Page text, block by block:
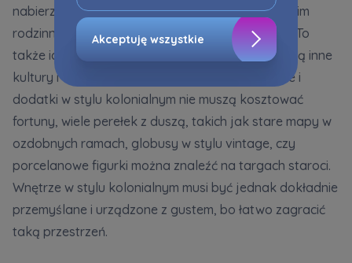
przedmiotowej zgody klikając ”Nie akceptuję
warunków”.
Zaznaczamy, iż zgoda jest dobrowolna i
ustawieniach zaawansowanych Twojej
przeglądarki.
Strona wykorzystuje pliki cookies w celach
analitycznych i statystycznych służących
poprawie stosowanych funkcjonalności i usług
świadczonych za pośrednictwem strony oraz
wyjaśnienia okoliczności niedozwolonego
korzystania z Serwisu, a także w celach
Akceptuję wszystkie
nabierze szczególnej wartości, jeśli umieścisz w nim
rodzinne pamiątki i zdjęcia z dalekich wyjazdów. To
także idealne rozwiązanie dla osób, które szanują inne
kultury i doceniają ponadczasowy design. Meble i
dodatki w stylu kolonialnym nie muszą kosztować
fortuny, wiele perełek z duszą, takich jak stare mapy w
ozdobnych ramach, globusy w stylu vintage, czy
porcelanowe figurki można znaleźć na targach staroci.
Wnętrze w stylu kolonialnym musi być jednak dokładnie
przemyślane i urządzone z gustem, bo łatwo zagracić
taką przestrzeń.